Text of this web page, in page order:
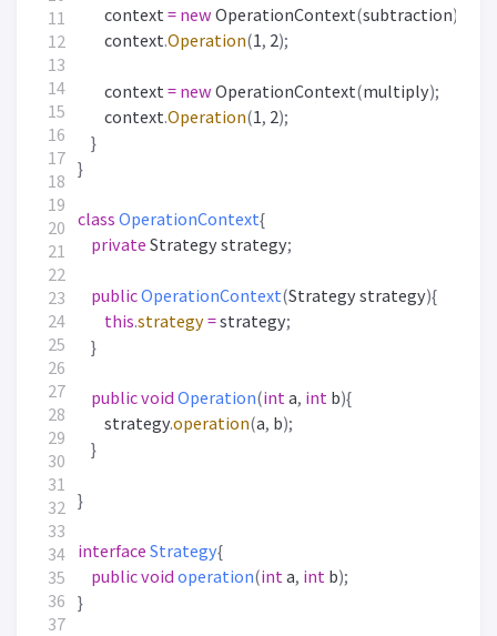
14
17
24
27
34
37
context =new OperationContext(subtraction);
context.Operation(1, 2);
context =new OperationContext(multiply);
context.Operation(1, 2);
}
}
class OperationContext{
private Strategystrategy;
publicOperationContext(Strategystrategy){
this.strategy=strategy;
}
publicvoid Operation(int a, int b){
strategy.operation(a, b);
}
}
interface Strategy{
publicvoid operation(int a, int b);
}